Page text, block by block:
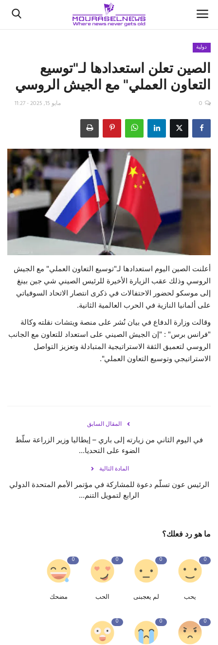
الأخبار
كتّابنا
اقتصاد
علوم وتكنولوجيا
رياضة
دولية
الصين تعلن استعدادها لـ"توسيع
التعاون العملي" مع الجيش الروسي
مايو 15, 2025 - 11:27 0
أعلنت الصين اليوم استعدادها لـ"توسيع التعاون العملي" مع الجيش
الروسي وذلك عقب الزيارة الأخيرة للرئيس الصيني شي جين بينغ
إلى موسكو لحضور الاحتفالات في ذكرى انتصار الاتحاد السوفياتي
على ألمانيا النازية في الحرب العالمية الثانية.
وقالت وزارة الدفاع في بيان نُشر على منصة ويتشات نقلته وكالة
"فرانس برس" : "إن الجيش الصيني على استعداد للتعاون مع الجانب
الروسي لتعميق الثقة الاستراتيجية المتبادلة وتعزيز التواصل
الاستراتيجي وتوسيع التعاون العملي".
المقال السابق
في اليوم الثاني من زيارته إلى باري – إيطاليا وزير الزراعة سلّط
الضوء على التحديا...
المادة التالية
الرئيس عون تسلّم دعوة للمشاركة في مؤتمر الأمم المتحدة الدولي
الرابع لتمويل التنم...
ما هو رد فعلك؟
0
يحب
0
لم يعجبنى
0
الحب
0
مضحك
0
0
0